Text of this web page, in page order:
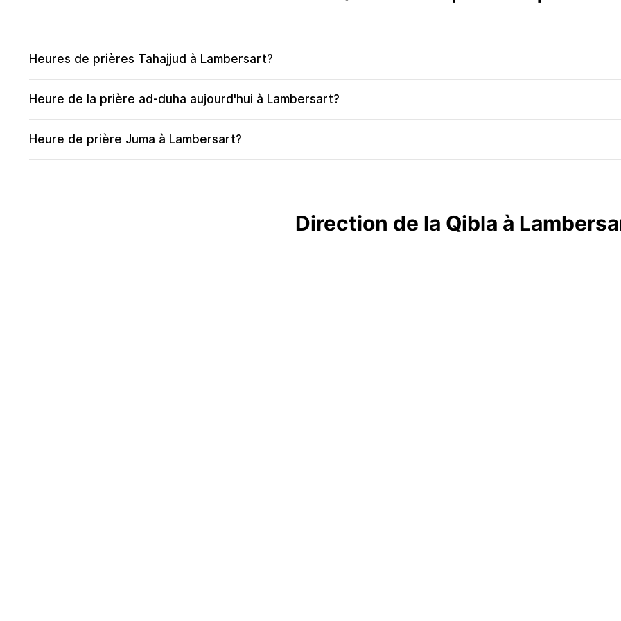
Heures de prières Tahajjud à Lambersart?
Heure de la prière ad-duha aujourd'hui à Lambersart?
Heure de prière Juma à Lambersart?
Direction de la Qibla à